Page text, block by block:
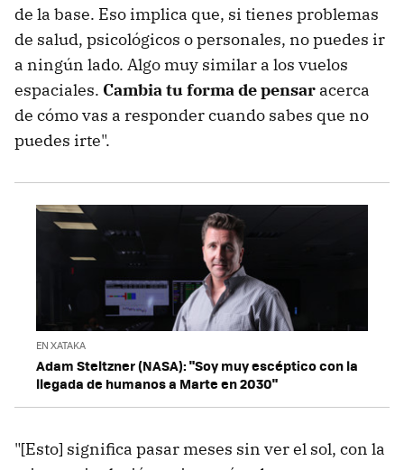
de la base. Eso implica que, si tienes problemas
de salud, psicológicos o personales, no puedes ir
a ningún lado. Algo muy similar a los vuelos
espaciales. Cambia tu forma de pensar acerca
de cómo vas a responder cuando sabes que no
puedes irte".
EN XATAKA
Adam Steltzner (NASA): "Soy muy escéptico con la
llegada de humanos a Marte en 2030"
"[Esto] significa pasar meses sin ver el sol, con la